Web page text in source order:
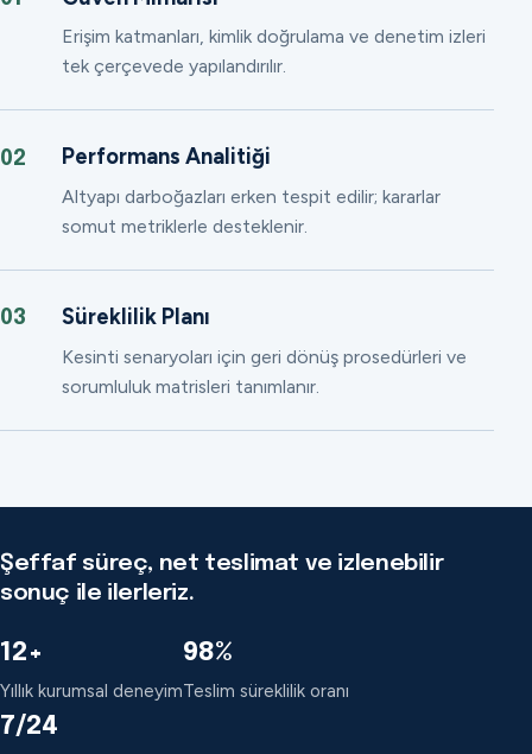
Erişim katmanları, kimlik doğrulama ve denetim izleri
tek çerçevede yapılandırılır.
02 Performans Analitiği
Altyapı darboğazları erken tespit edilir; kararlar
somut metriklerle desteklenir.
03 Süreklilik Planı
Kesinti senaryoları için geri dönüş prosedürleri ve
sorumluluk matrisleri tanımlanır.
Şeffaf süreç, net teslimat ve izlenebilir
sonuç ile ilerleriz.
12+
Yıllık kurumsal deneyim
98%
Teslim süreklilik oranı
7/24